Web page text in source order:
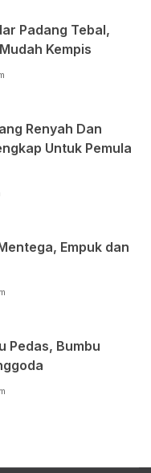
Padang Tebal,
Kempis
Renyah Dan
Untuk Pemula
Empuk dan
Pedas, Bumbu